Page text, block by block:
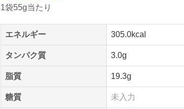
1袋55g当たり
エネルギー 305.0kcal
タンパク質 3.0g
脂質 19.3g
糖質 未入力